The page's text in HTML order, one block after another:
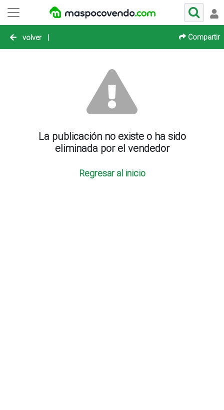
volver | Compartir
La publicación no existe o ha sido
eliminada por el vendedor
Regresar al inicio